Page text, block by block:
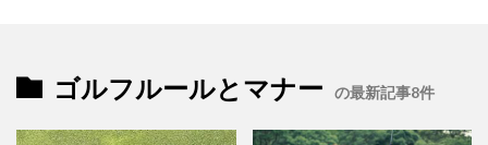
ゴルフルールとマナー の最新記事8件